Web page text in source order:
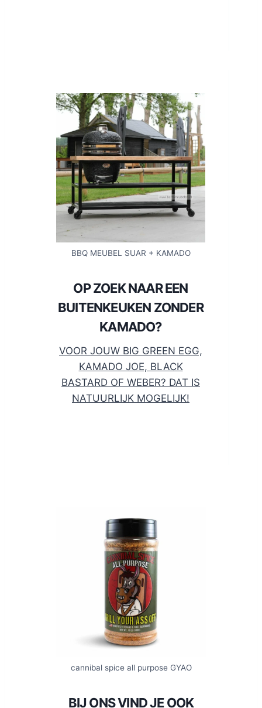
BBQ MEUBEL SUAR + KAMADO
OP ZOEK NAAR EEN
BUITENKEUKEN ZONDER
KAMADO?
VOOR JOUW BIG GREEN EGG,
KAMADO JOE, BLACK
BASTARD OF WEBER? DAT IS
NATUURLIJK MOGELIJK!
cannibal spice all purpose GYAO
BIJ ONS VIND JE OOK